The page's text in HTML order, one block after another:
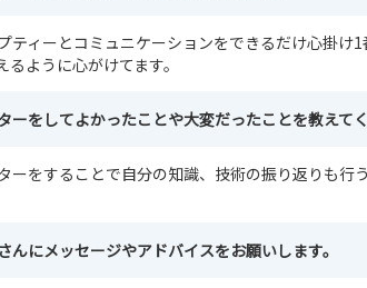
ティーとコミュニケーションをできるだけ心掛け
るように心がけてます。
ーをしてよかったことや大変だったことを教えて
ーをすることで自分の知識、技術の振り返りも行
んにメッセージやアドバイスをお願いします。